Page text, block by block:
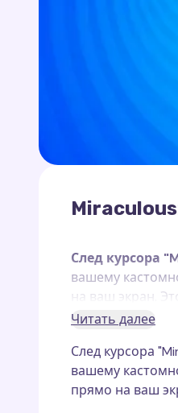
След курсора
вашему
на ваш экран.
Chrome,
Леди Баг,
от злых сил
Тикки — она
Читать далее
След курсора
вашему
прямо на ваш